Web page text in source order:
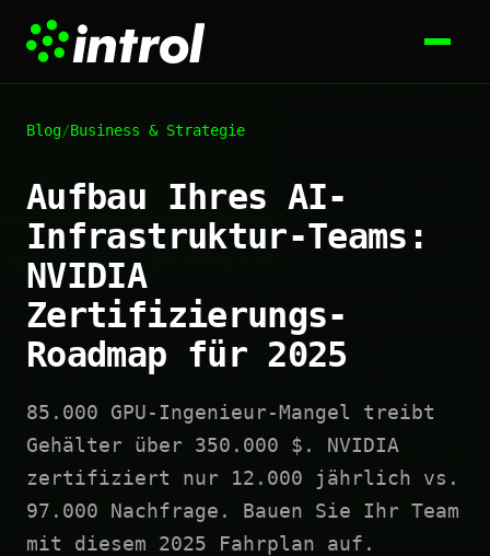
Blog/Business & Strategie
Aufbau Ihres AI-
Infrastruktur-Teams:
NVIDIA
Zertifizierungs-
Roadmap für 2025
85.000 GPU-Ingenieur-Mangel treibt
Gehälter über 350.000 $. NVIDIA
zertifiziert nur 12.000 jährlich vs.
97.000 Nachfrage. Bauen Sie Ihr Team
mit diesem 2025 Fahrplan auf.